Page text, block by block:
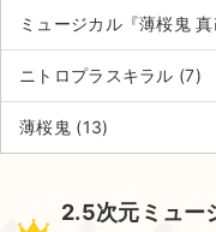
ミュージカル『薄桜鬼
ニトロプラスキラル (7)
薄桜鬼 (13)
2.5次元ミュー